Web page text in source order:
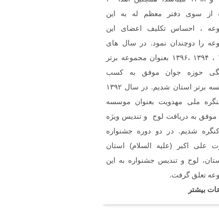
نباشین فایل صوتی
سرود حجاب فاطمی رو
.(دختران بهشتی)
از سوی دفتر معظم له به این
، احساس تکلیف اعضای این
را دوچندان نمود. در سال های
۱۳۹۲ ، ۱۳۹۴ ،۱۳۹۶ بعنوان مجموعه برتر
حوزه جوان موفق به کسب
موسسه برتر استان شدیم. در سال ۱۳۹۲
ملی مهدویت بعنوان موسسه
موفق به دریافت لوح و تندیس ویژه
شدیم. در دو دوره جشنواره
علی اکبر (علیه السلام) استان
لوح و تندیس جشنواره به این
تعلق گرفت.
بیشتر